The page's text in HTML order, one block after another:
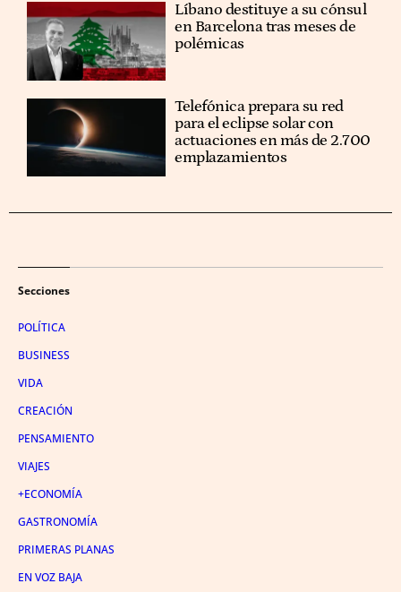
Líbano destituye a su cónsul
en Barcelona tras meses de
polémicas
Telefónica prepara su red
para el eclipse solar con
actuaciones en más de 2.700
emplazamientos
Secciones
POLÍTICA
BUSINESS
VIDA
CREACIÓN
PENSAMIENTO
VIAJES
+ECONOMÍA
GASTRONOMÍA
PRIMERAS PLANAS
EN VOZ BAJA